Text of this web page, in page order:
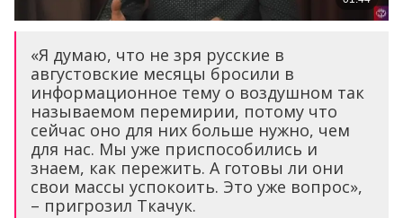
«Я думаю, что не зря русские в
августовские месяцы бросили в
информационное тему о воздушном так
называемом перемирии, потому что
сейчас оно для них больше нужно, чем
для нас. Мы уже приспособились и
знаем, как пережить. А готовы ли они
свои массы успокоить. Это уже вопрос»,
– пригрозил Ткачук.